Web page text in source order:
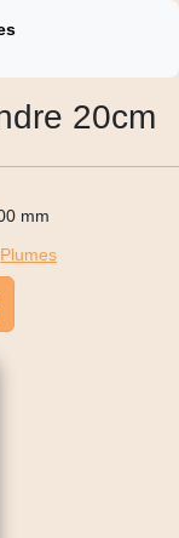
20cm
mm
Plumes